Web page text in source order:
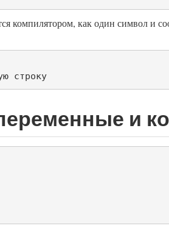
компилятором, как один символ и
строку
и